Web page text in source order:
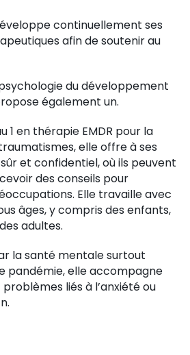
continuellement ses
afin de soutenir au
du développement
également un.
1 en thérapie EMDR pour la
elle offre à ses
et confidentiel, où ils peuvent
des conseils pour
Elle travaille avec
âges, y compris des enfants,
adultes.
la santé mentale surtout
pandémie, elle accompagne
liés à l’anxiété ou